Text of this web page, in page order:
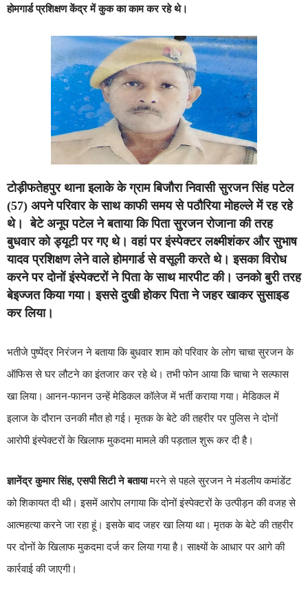
होमगार्ड प्रशिक्षण केंद्र में कुक का काम कर रहे थे।
टोड़ीफतेहपुर थाना इलाके के ग्राम बिजौरा निवासी सुरजन सिंह पटेल
(57) अपने परिवार के साथ काफी समय से पठौरिया मोहल्ले में रह रहे
थे। बेटे अनूप पटेल ने बताया कि पिता सुरजन रोजाना की तरह
बुधवार को ड्यूटी पर गए थे। वहां पर इंस्पेक्टर लक्ष्मीशंकर और सुभाष
यादव प्रशिक्षण लेने वाले होमगार्ड से वसूली करते थे। इसका विरोध
करने पर दोनों इंस्पेक्टरों ने पिता के साथ मारपीट की। उनको बुरी तरह
बेइज्जत किया गया। इससे दुखी होकर पिता ने जहर खाकर सुसाइड
कर लिया।
भतीजे पुष्पेंद्र निरंजन ने बताया कि बुधवार शाम को परिवार के लोग चाचा सुरजन के
ऑफिस से घर लौटने का इंतजार कर रहे थे। तभी फोन आया कि चाचा ने सल्फास
खा लिया। आनन-फानन उन्हें मेडिकल कॉलेज में भर्ती कराया गया। मेडिकल में
इलाज के दौरान उनकी मौत हो गई। मृतक के बेटे की तहरीर पर पुलिस ने दोनों
आरोपी इंस्पेक्टरों के खिलाफ मुकदमा मामले की पड़ताल शुरू कर दी है।
ज्ञानेंद्र कुमार सिंह, एसपी सिटी ने बतायामरने से पहले सुरजन ने मंडलीय कमांडेंट
को शिकायत दी थी। इसमें आरोप लगाया कि दोनों इंस्पेक्टरों के उत्पीड़न की वजह से
आत्महत्या करने जा रहा हूं। इसके बाद जहर खा लिया था। मृतक के बेटे की तहरीर
पर दोनों के खिलाफ मुकदमा दर्ज कर लिया गया है। साक्ष्यों के आधार पर आगे की
कार्रवाई की जाएगी।